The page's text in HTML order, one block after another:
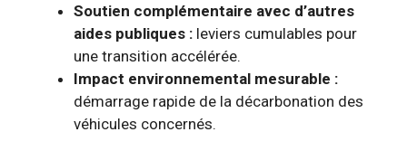
Soutien complémentaire avec d’autres
aides publiques : leviers cumulables pour
une transition accélérée.
Impact environnemental mesurable :
démarrage rapide de la décarbonation des
véhicules concernés.